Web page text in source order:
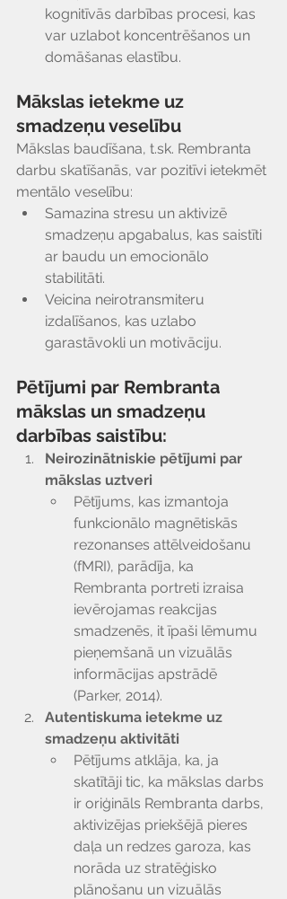
kognitīvās darbības procesi, kas
var uzlabot koncentrēšanos un
domāšanas elastību.
Mākslas ietekme uz
smadzeņu veselību
Mākslas baudīšana, t.sk. Rembranta
darbu skatīšanās, var pozitīvi ietekmēt
mentālo veselību:
Samazina stresu un aktivizē
smadzeņu apgabalus, kas saistīti
ar baudu un emocionālo
stabilitāti.
Veicina neirotransmiteru
izdalīšanos, kas uzlabo
garastāvokli un motivāciju.
Pētījumi par Rembranta
mākslas un smadzeņu
darbības saistību:
Neirozinātniskie pētījumi par
mākslas uztveri
Pētījums, kas izmantoja
funkcionālo magnētiskās
rezonanses attēlveidošanu
(fMRI), parādīja, ka
Rembranta portreti izraisa
ievērojamas reakcijas
smadzenēs, it īpaši lēmumu
pieņemšanā un vizuālās
informācijas apstrādē
(Parker, 2014).
Autentiskuma ietekme uz
smadzeņu aktivitāti
Pētījums atklāja, ka, ja
skatītāji tic, ka mākslas darbs
ir oriģināls Rembranta darbs,
aktivizējas priekšējā pieres
daļa un redzes garoza, kas
norāda uz stratēģisko
plānošanu un vizuālās